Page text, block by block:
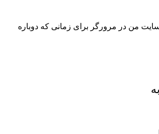
من در مرورگر برای زمانی که دوباره